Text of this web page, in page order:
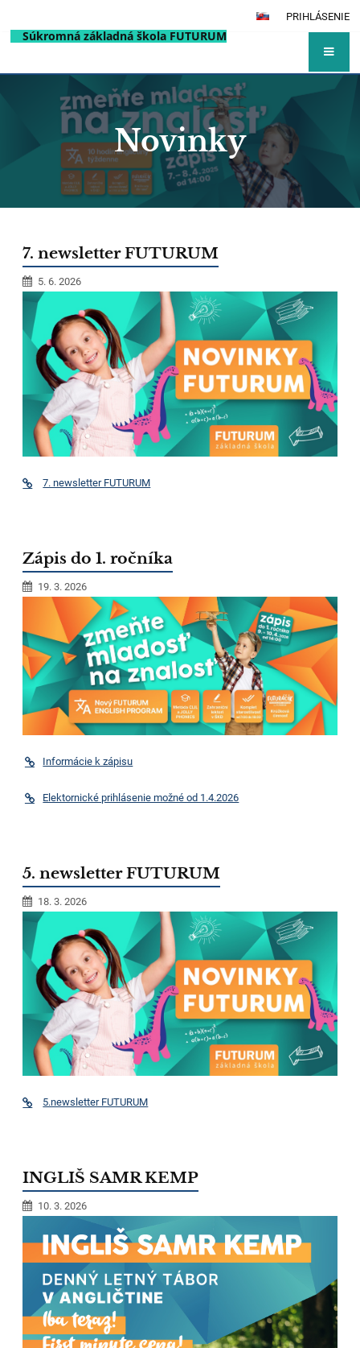
PRIHLÁSENIE
Súkromná základná škola FUTURUM
Novinky
7. newsletter FUTURUM
5. 6. 2026
7. newsletter FUTURUM
Zápis do 1. ročníka
19. 3. 2026
Informácie k zápisu
Elektornické prihlásenie možné od 1.4.2026
5. newsletter FUTURUM
18. 3. 2026
5.newsletter FUTURUM
INGLIŠ SAMR KEMP
10. 3. 2026